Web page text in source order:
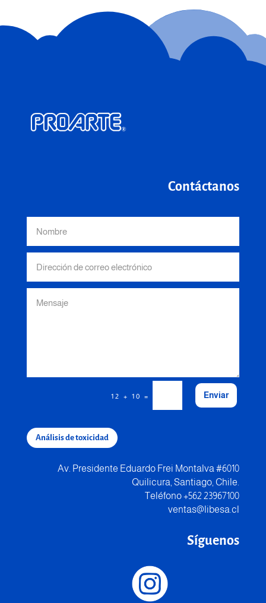
Contáctanos
12 + 10 = Enviar
Análisis de toxicidad
Av. Presidente Eduardo Frei Montalva #6010
Quilicura, Santiago, Chile.
Teléfono +562 23967100
ventas@libesa.cl
Síguenos